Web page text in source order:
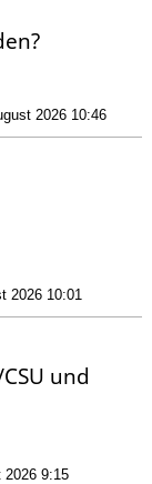
2026 10:46
2026 10:01
und
9:15